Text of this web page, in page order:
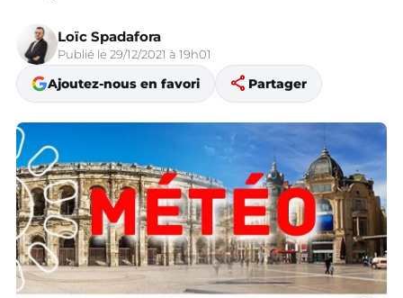
Loïc Spadafora
Publié le 29/12/2021 à 19h01
Ajoutez-nous en favori share Partager